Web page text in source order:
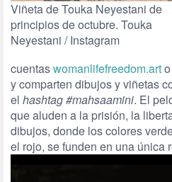
Viñeta de Touka Neyestani de
principios de octubre. Touka
Neyestani / Instagram
cuentaswomanlifefreedom.arto
y comparten dibujos y viñetas
el hashtag#mahsaamini. El
que aluden a la prisión, la
dibujos, donde los colores
el rojo, se funden en una única